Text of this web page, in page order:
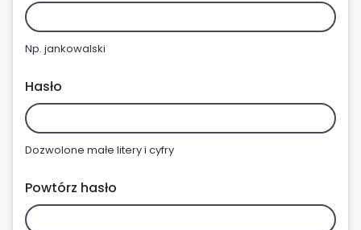
Np. jankowalski
Hasło
Dozwolone małe litery i cyfry
Powtórz hasło